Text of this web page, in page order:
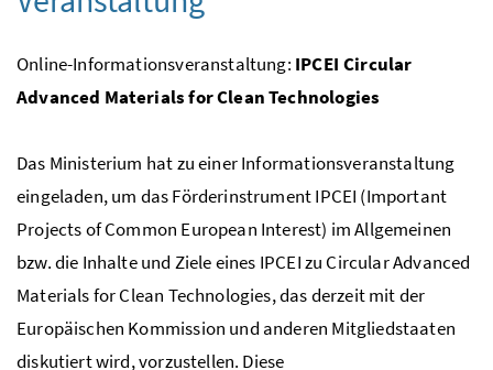
Online-Informationsveranstaltung: IPCEICircular
Advanced Materials for Clean Technologies
Das Ministerium hat zu einer Informationsveranstaltung
eingeladen, um das Förderinstrument IPCEI (Important
Projects of Common European Interest) im Allgemeinen
bzw. die Inhalte und Ziele eines IPCEI zu Circular Advanced
Materials for Clean Technologies, das derzeit mit der
Europäischen Kommission und anderen Mitgliedstaaten
diskutiert wird, vorzustellen. Diese